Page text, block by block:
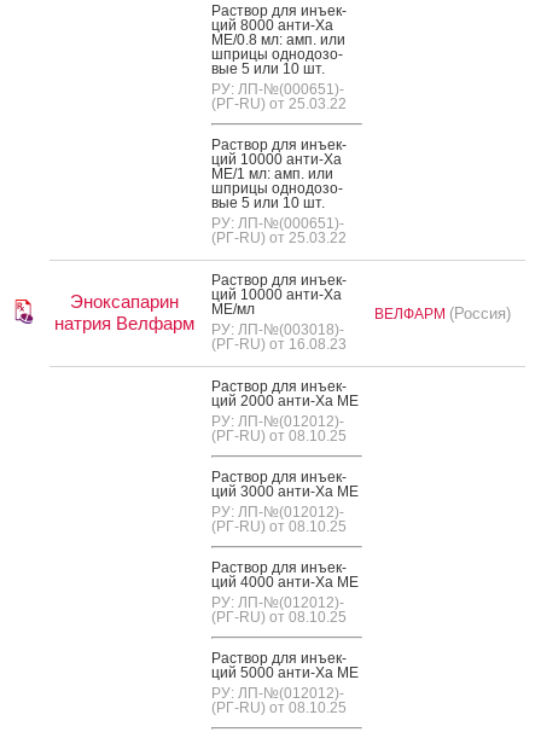
Рас­твор для инъ­ек­
ций 8000 ан­ти-Xa
МЕ/0.8 мл: амп. или
шпри­цы од­но­дозо­
вые 5 или 10 шт.
РУ: ЛП-№(000651)-
(РГ-RU) от 25.03.22
Рас­твор для инъ­ек­
ций 10000 ан­ти-Xa
МЕ/1 мл: амп. или
шпри­цы од­но­дозо­
вые 5 или 10 шт.
РУ: ЛП-№(000651)-
(РГ-RU) от 25.03.22
Эноксапарин
натрия Велфарм
Рас­твор для инъ­ек­
ций 10000 ан­ти-Xa
МЕ/мл
РУ: ЛП-№(003018)-
(РГ-RU) от 16.08.23
ВЕЛФАРМ (Россия)
Рас­твор для инъ­ек­
ций 2000 ан­ти-Ха МЕ
РУ: ЛП-№(012012)-
(РГ-RU) от 08.10.25
Рас­твор для инъ­ек­
ций 3000 ан­ти-Ха МЕ
РУ: ЛП-№(012012)-
(РГ-RU) от 08.10.25
Рас­твор для инъ­ек­
ций 4000 ан­ти-Ха МЕ
РУ: ЛП-№(012012)-
(РГ-RU) от 08.10.25
Рас­твор для инъ­ек­
ций 5000 ан­ти-Ха МЕ
РУ: ЛП-№(012012)-
(РГ-RU) от 08.10.25